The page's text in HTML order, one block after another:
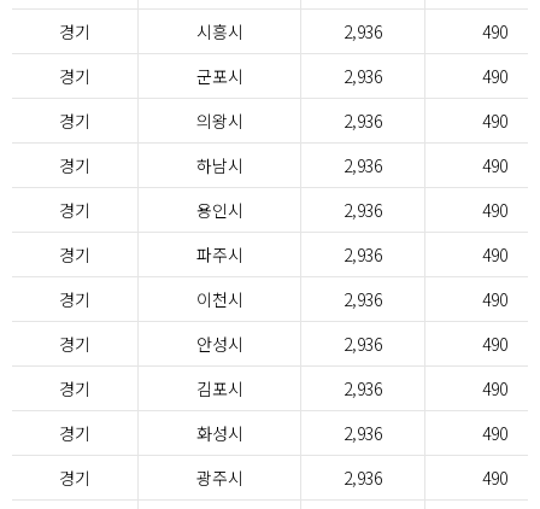
경기
시흥시 2,936
490
경기
군포시 2,936
490
경기
의왕시 2,936
490
경기
하남시 2,936
490
경기
용인시 2,936
490
경기
파주시 2,936
490
경기
이천시 2,936
490
경기
안성시 2,936
490
경기
김포시 2,936
490
경기
화성시 2,936
490
경기
광주시 2,936
490